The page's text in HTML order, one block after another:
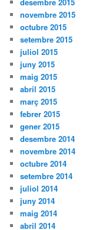
novembre 2015
octubre 2015
setembre 2015
juliol 2015
juny 2015
maig 2015
abril 2015
març 2015
febrer 2015
gener 2015
desembre 2014
novembre 2014
octubre 2014
setembre 2014
juliol 2014
juny 2014
maig 2014
abril 2014